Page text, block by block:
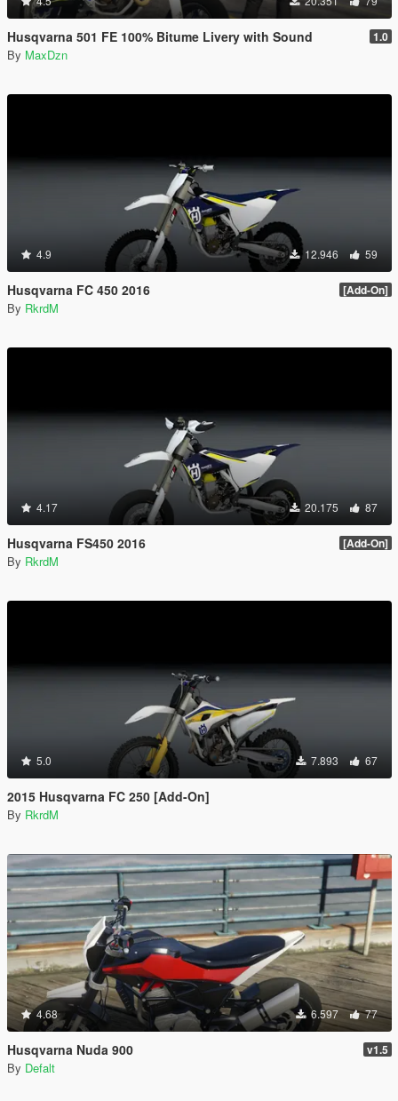
Husqvarna 501 FE 100% Bitume Livery with Sound 1.0
By MaxDzn
4.9 12.946 59
Husqvarna FC 450 2016 [Add-On]
By RkrdM
4.17 20.175 87
Husqvarna FS450 2016 [Add-On]
By RkrdM
5.0 7.893 67
2015 Husqvarna FC 250 [Add-On]
By RkrdM
4.68 6.597 77
Husqvarna Nuda 900 v1.5
By Defalt